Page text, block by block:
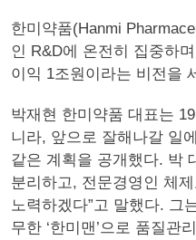
한미약품(Hanmi
인 R&D에 온전히 집중하
이익 1조원이라는 비전을
박재현 한미약품 대표는
니라, 앞으로 잘해나갈 일
같은 계획을 공개했다. 박
분리하고, 전문경영인 체
노력하겠다”고 말했다. 그
무한 ‘한미맨’으로 품질관